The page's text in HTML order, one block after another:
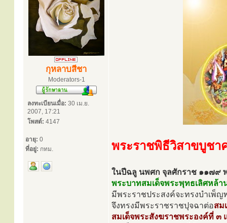
กุหลาบสีชา
Moderators-1
ลงทะเบียนเมื่อ: 30 เม.ย.
2007, 17:21
โพสต์: 4147
อายุ: 0
ที่อยู่: กทม. พระราชพิธีวิสาขบูชา
ในปีฉลู นพศก จุลศักราช ๑๑๗๙
พระบาทสมเด็จพระพุทธเลิศหล้
มีพระราชประสงค์จะทรงบำเพ็
จึงทรงมีพระราชราชปุจฉาต่อสม
สมเด็จพระสังฆราชพระองค์ที่ ๓